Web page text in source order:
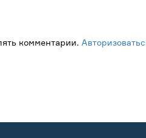
комментарии.